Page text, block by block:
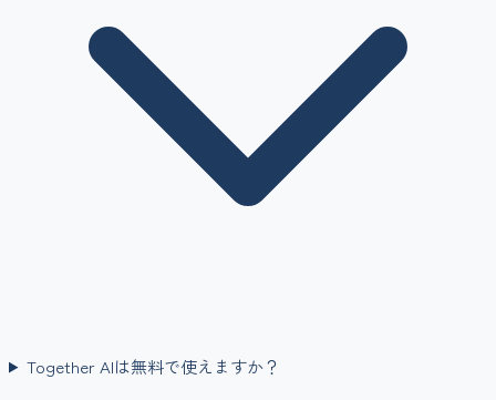
Together AIは無料で使えますか？